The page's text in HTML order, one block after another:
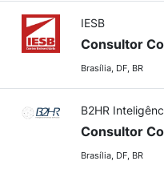
IESB
Consultor
Brasília, DF, BR
B2HR
Consultor
Brasília, DF, BR